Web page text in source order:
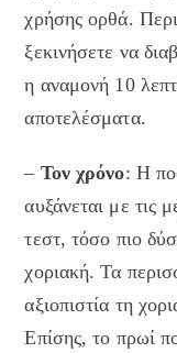
χρήσης ορθά.
ξεκινήσετε να
η αναμονή 10
αποτελέσματα.
– Τον χρόνο: Η
αυξάνεται με τις
τεστ, τόσο πιο
χοριακή. Τα
αξιοπιστία τη
Επίσης, το πρωί